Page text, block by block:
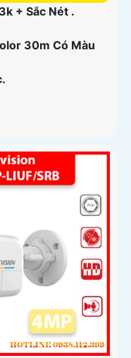
+ Sắc Nét .
30m Có Màu